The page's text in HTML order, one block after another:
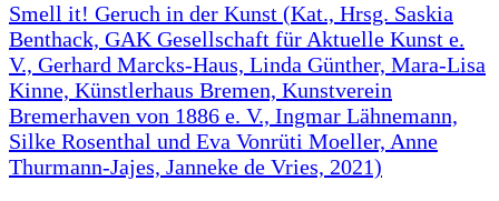
Smell it! Geruch in der Kunst (Kat., Hrsg. Saskia
Benthack, GAK Gesellschaft für Aktuelle Kunst e.
V., Gerhard Marcks-Haus, Linda Günther, Mara-Lisa
Kinne, Künstlerhaus Bremen, Kunstverein
Bremerhaven von 1886 e. V., Ingmar Lähnemann,
Silke Rosenthal und Eva Vonrüti Moeller, Anne
Thurmann-Jajes, Janneke de Vries, 2021)